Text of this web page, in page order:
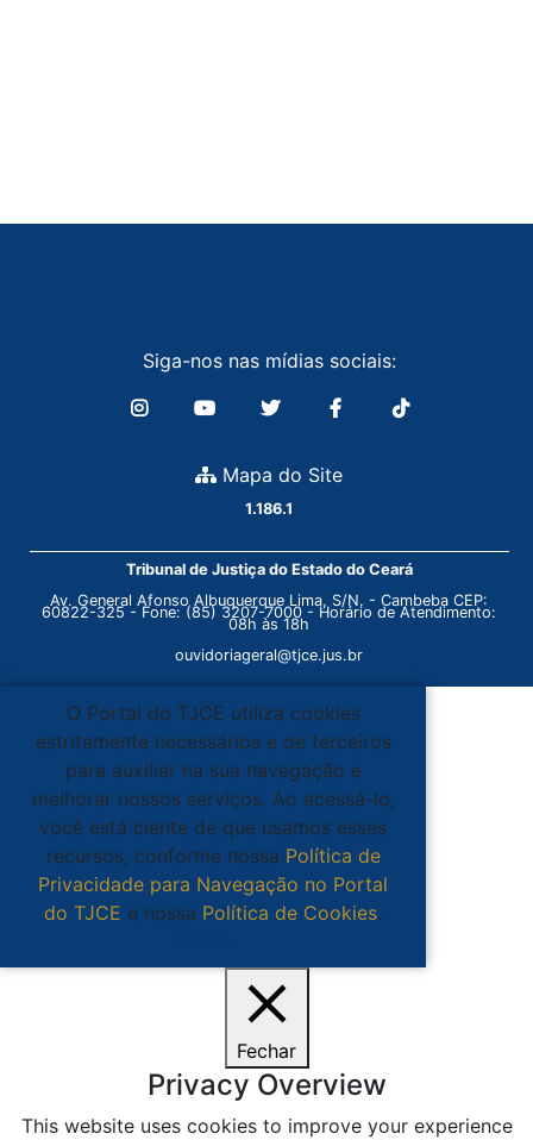
Siga-nos nas mídias sociais:
Mapa do Site
1.186.1
Tribunal de Justiça do Estado do Ceará
Av. General Afonso Albuquerque Lima, S/N. - Cambeba CEP:
60822-325 - Fone: (85) 3207-7000 - Horário de Atendimento:
08h às 18h
ouvidoriageral@tjce.jus.br
O Portal do TJCE utiliza cookies
estritamente necessários e de terceiros
para auxiliar na sua navegação e
melhorar nossos serviços. Ao acessá-lo,
você está ciente de que usamos esses
recursos, conforme nossa Política de
Privacidade para Navegação no Portal
do TJCE e nossa Política de Cookies.
Fechar
Privacy Overview
This website uses cookies to improve your experience